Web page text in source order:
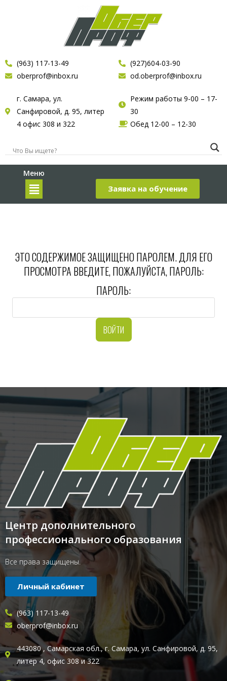
(963) 117-13-49
oberprof@inbox.ru
(927)604-03-90
od.oberprof@inbox.ru
г. Самара, ул.
Санфировой, д. 95, литер
4 офис 308 и 322
Режим работы 9-00 – 17-
30
Обед 12-00 – 12-30
Меню
Заявка на обучение
ЭТО СОДЕРЖИМОЕ ЗАЩИЩЕНО ПАРОЛЕМ. ДЛЯ ЕГО
ПРОСМОТРА ВВЕДИТЕ, ПОЖАЛУЙСТА, ПАРОЛЬ:
ПАРОЛЬ:
Центр дополнительного
профессионального образования
Все права защищены.
Личный кабинет
(963) 117-13-49
oberprof@inbox.ru
443080 , Самарская обл., г. Самара, ул. Санфировой, д. 95,
литер 4, офис 308 и 322